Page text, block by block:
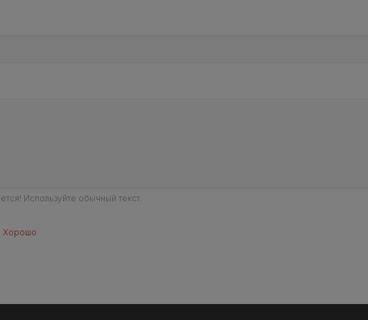
Используйте обычный текст.
Хорошо